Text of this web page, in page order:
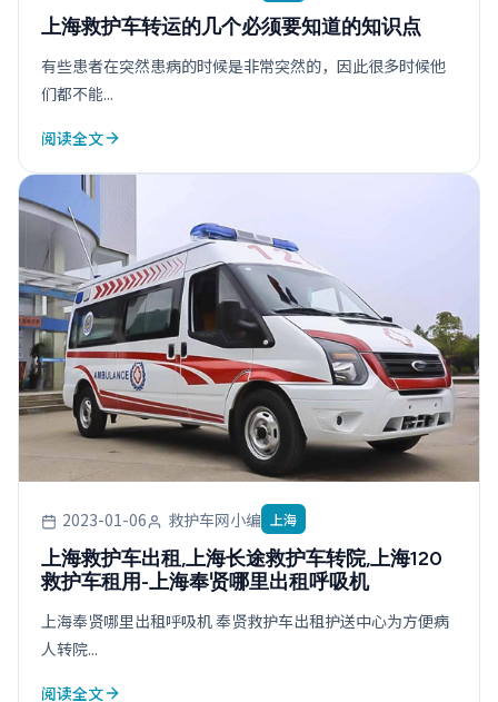
上海救护车转运的几个必须要知道的知识点
有些患者在突然患病的时候是非常突然的，因此很多时候他
们都不能...
阅读全文
2023-01-06 救护车网小编 上海
上海救护车出租,上海长途救护车转院,上海120
救护车租用-上海奉贤哪里出租呼吸机
上海奉贤哪里出租呼吸机 奉贤救护车出租护送中心为方便病
人转院...
阅读全文